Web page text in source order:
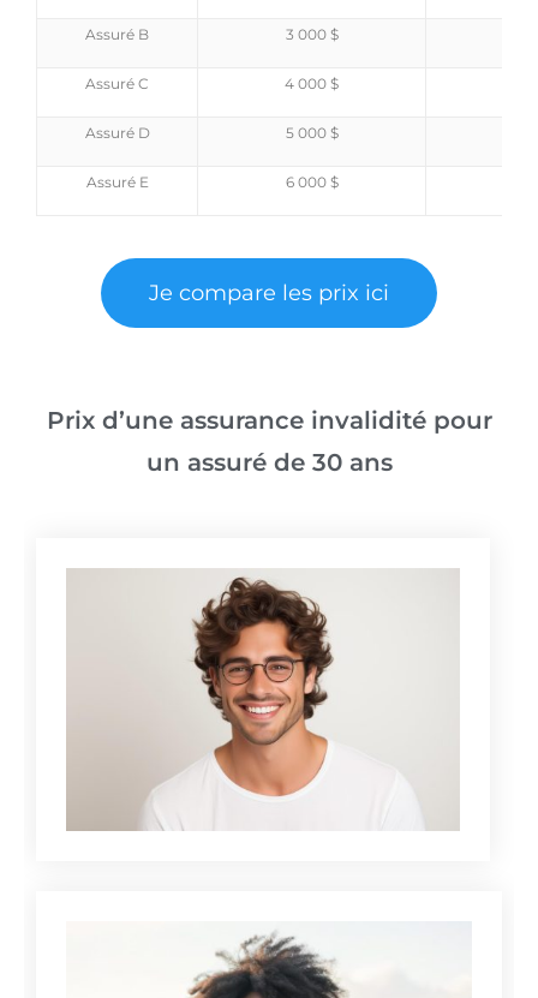
Assuré B 3 000 $
Assuré C 4 000 $
Assuré D 5 000 $
Assuré E 6 000 $
Je compare les prix ici
Prix d’une assurance invalidité pour
un assuré de 30 ans